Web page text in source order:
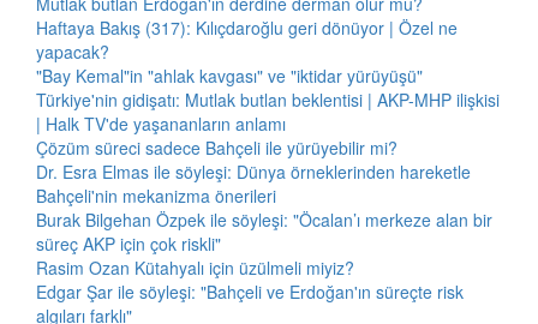
Haftaya Bakış (317): Kılıçdaroğlu geri dönüyor | Özel ne
yapacak?
"Bay Kemal"in "ahlak kavgası" ve "iktidar yürüyüşü"
Türkiye'nin gidişatı: Mutlak butlan beklentisi | AKP-MHP ilişkisi
| Halk TV'de yaşananların anlamı
Çözüm süreci sadece Bahçeli ile yürüyebilir mi?
Dr. Esra Elmas ile söyleşi: Dünya örneklerinden hareketle
Bahçeli'nin mekanizma önerileri
Burak Bilgehan Özpek ile söyleşi: "Öcalan’ı merkeze alan bir
süreç AKP için çok riskli"
Rasim Ozan Kütahyalı için üzülmeli miyiz?
Edgar Şar ile söyleşi: "Bahçeli ve Erdoğan'ın süreçte risk
algıları farklı"